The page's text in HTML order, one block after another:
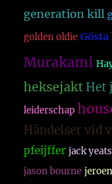
generation kill
golden oldie Gösta
Murakami
heksejakt Het
leiderschap
Händelser vid
pfeijffer jack yeats
jason bourne